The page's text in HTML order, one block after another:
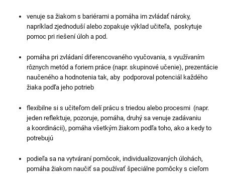
venuje sa žiakom s bariérami a pomáha im zvládať nároky,
napríklad zjednoduší alebo zopakuje výklad učiteľa, poskytuje
pomoc pri riešení úloh a pod.
pomáha pri zvládaní diferencovaného vyučovania, s využívaním
rôznych metód a foriem práce (napr. skupinové učenie), prezentácie
naučeného a hodnotenia tak, aby podporoval potenciál každého
žiaka podľa jeho potrieb
flexibilne si s učiteľom delí prácu s triedou alebo procesmi (napr.
jeden reflektuje, pozoruje, pomáha, druhý sa venuje zadávaniu
a koordinácii), pomáha všetkým žiakom podľa toho, ako a kedy to
potrebujú
podieľa sa na vytváraní pomôcok, individualizovaných úlohách,
pomáha žiakom naučiť sa používať špeciálne pomôcky s cieľom